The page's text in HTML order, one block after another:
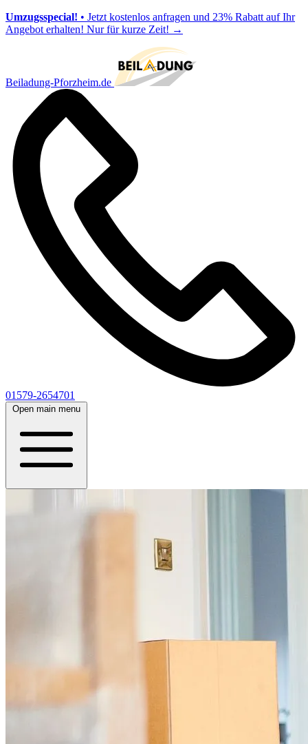
Umzugsspecial! • Jetzt kostenlos anfragen und 23% Rabatt auf Ihr
Angebot erhalten! Nur für kurze Zeit! →
Beiladung-Pforzheim.de
01579-2654701
Open main menu